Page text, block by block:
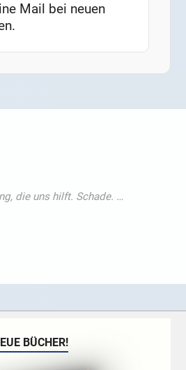
Mail bei neuen
BÜCHER!